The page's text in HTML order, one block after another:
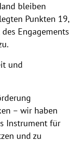
bleiben
Punkten 19,
Engagements
und
– wir haben
Instrument für
und zu